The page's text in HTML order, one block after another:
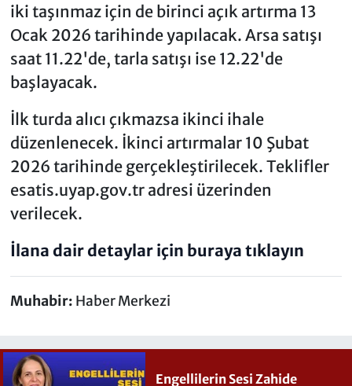
iki taşınmaz için de birinci açık artırma 13
Ocak 2026 tarihinde yapılacak. Arsa satışı
saat 11.22'de, tarla satışı ise 12.22'de
başlayacak.
İlk turda alıcı çıkmazsa ikinci ihale
düzenlenecek. İkinci artırmalar 10 Şubat
2026 tarihinde gerçekleştirilecek. Teklifler
esatis.uyap.gov.tr adresi üzerinden
verilecek.
İlana dair detaylar için buraya tıklayın
Muhabir: Haber Merkezi
Engellilerin Sesi Zahide